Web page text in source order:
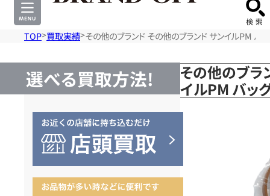
TOP 買取実績 その他のブランド その他のブランド サンイルPM バ
選べる買取方法!
その他のブラ
イルPM バッ